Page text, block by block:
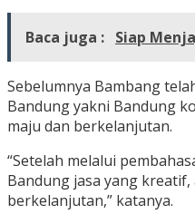
Baca juga : Siap
Sebelumnya Bambang
Bandung yakni Bandung
maju dan berkelanjutan.
“Setelah melalui
Bandung jasa yang kreatif,
berkelanjutan,” katanya.